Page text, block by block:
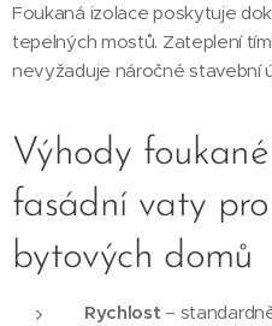
Foukaná izolace poskytuje
tepelných mostů. Zateplení
nevyžaduje náročné stavební
Výhody
fasádní vaty
bytových domů
Rychlost –